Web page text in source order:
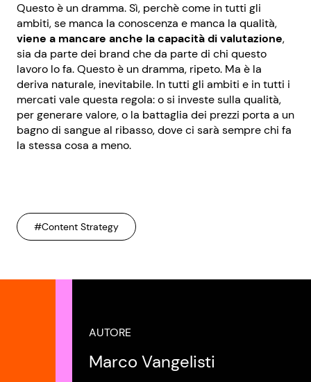
Questo è un dramma. Sì, perchè come in tutti gli
ambiti, se manca la conoscenza e manca la qualità,
viene a mancare anche la capacità di valutazione,
sia da parte dei brand che da parte di chi questo
lavoro lo fa. Questo è un dramma, ripeto. Ma è la
deriva naturale, inevitabile. In tutti gli ambiti e in tutti i
mercati vale questa regola: o si investe sulla qualità,
per generare valore, o la battaglia dei prezzi porta a un
bagno di sangue al ribasso, dove ci sarà sempre chi fa
la stessa cosa a meno.
#Content Strategy
AUTORE
Marco Vangelisti